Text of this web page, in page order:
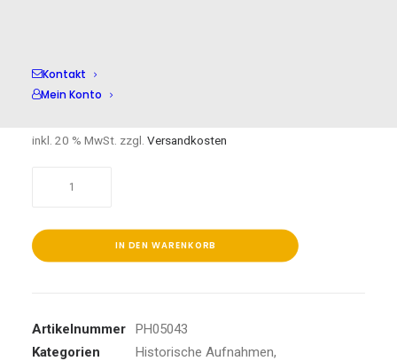
Kontakt
Mein Konto
17,00€
inkl. 20 % MwSt. zzgl. Versandkosten
Menge
IN DEN WARENKORB
Artikelnummer
PH05043
Kategorien
Historische Aufnahmen,